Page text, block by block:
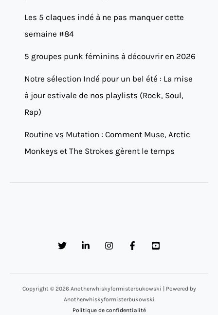
Les 5 claques indé à ne pas manquer cette
semaine #84
5 groupes punk féminins à découvrir en 2026
Notre sélection Indé pour un bel été : La mise
à jour estivale de nos playlists (Rock, Soul,
Rap)
Routine vs Mutation : Comment Muse, Arctic
Monkeys et The Strokes gèrent le temps
Copyright © 2026 Anotherwhiskyformisterbukowski | Powered by
Anotherwhiskyformisterbukowski
Politique de confidentialité